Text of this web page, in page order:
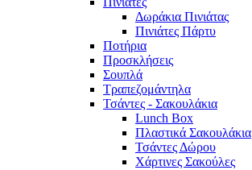
Δωράκια Πινιάτας
Πινιάτες Πάρτυ
Ποτήρια
Προσκλήσεις
Σουπλά
Τραπεζομάντηλα
Τσάντες - Σακουλάκια
Lunch Box
Πλαστικά Σακουλάκια
Τσάντες Δώρου
Χάρτινες Σακούλες